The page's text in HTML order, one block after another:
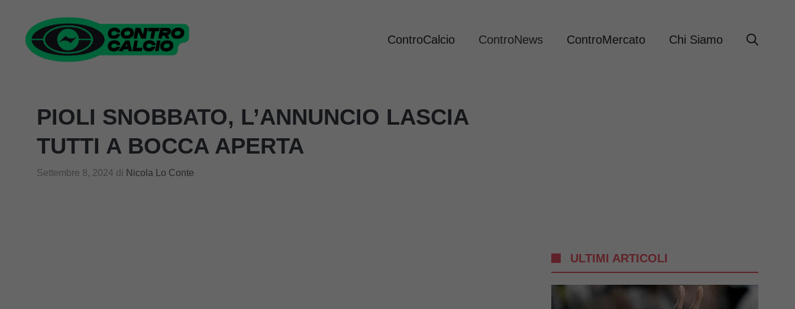
contenuto
ControCalcio ControNews ControMercato Chi Siamo
PIOLI SNOBBATO, L’ANNUNCIO LASCIA
TUTTI A BOCCA APERTA
Settembre 8, 2024 di Nicola Lo Conte
ULTIMI ARTICOLI